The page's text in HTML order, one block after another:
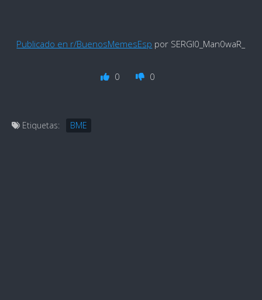
Publicado en r/BuenosMemesEsp por SERGI0_Man0waR_
0 0
Etiquetas: BME